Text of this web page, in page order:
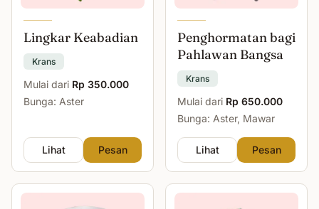
Lingkar Keabadian
Krans
Mulai dari Rp 350.000
Bunga: Aster
Lihat Pesan
Penghormatan bagi
Pahlawan Bangsa
Krans
Mulai dari Rp 650.000
Bunga: Aster, Mawar
Lihat Pesan